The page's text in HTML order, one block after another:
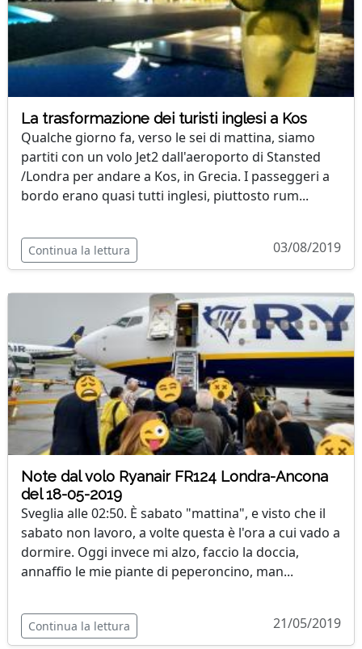
La trasformazione dei turisti inglesi a Kos
Qualche giorno fa, verso le sei di mattina, siamo
partiti con un volo Jet2 dall'aeroporto di Stansted
/Londra per andare a Kos, in Grecia. I passeggeri a
bordo erano quasi tutti inglesi, piuttosto rum...
Continua la lettura 03/08/2019
Note dal volo Ryanair FR124 Londra-Ancona
del 18-05-2019
Sveglia alle 02:50. È sabato "mattina", e visto che il
sabato non lavoro, a volte questa è l'ora a cui vado a
dormire. Oggi invece mi alzo, faccio la doccia,
annaffio le mie piante di peperoncino, man...
Continua la lettura 21/05/2019